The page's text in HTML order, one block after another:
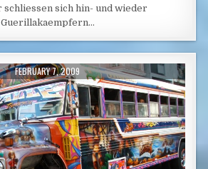
schliessen sich hin- und wieder
Guerillakaempfern…
PUBLISHED DATE:
FEBRUARY 7, 2009